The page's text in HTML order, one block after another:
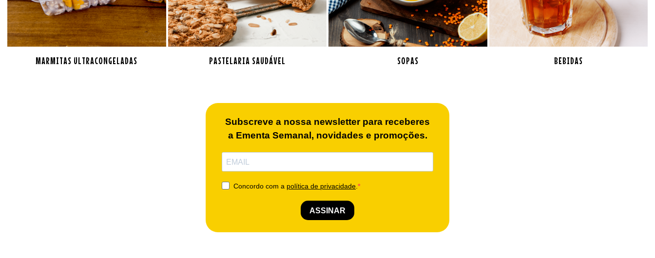
MARMITAS ULTRACONGELADAS PASTELARIA SAUDÁVEL SOPAS BEBIDAS